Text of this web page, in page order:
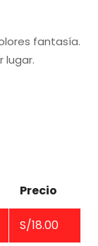
fantasía.
lugar.
Precio
S/18.00